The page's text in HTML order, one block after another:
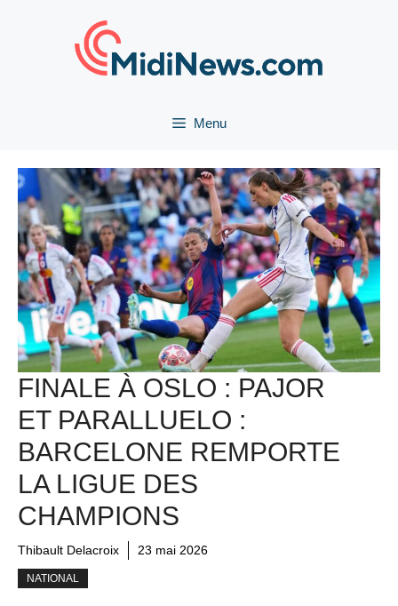
Menu
FINALE À OSLO : PAJOR
ET PARALLUELO :
BARCELONE REMPORTE
LA LIGUE DES
CHAMPIONS
Thibault Delacroix 23 mai 2026
NATIONAL